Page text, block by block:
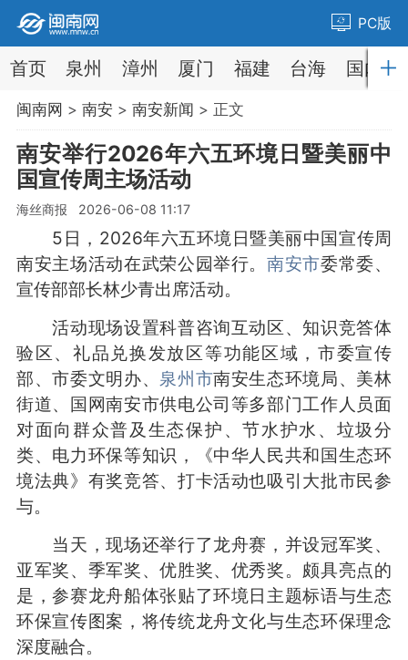
PC版
首页 泉州 漳州 厦门 福建 台海 国内
闽南网 > 南安 > 南安新闻 > 正文
南安举行2026年六五环境日暨美丽中
国宣传周主场活动
海丝商报 2026-06-08 11:17
5日，2026年六五环境日暨美丽中国宣传周
南安主场活动在武荣公园举行。南安市委常委、
宣传部部长林少青出席活动。
活动现场设置科普咨询互动区、知识竞答体
验区、礼品兑换发放区等功能区域，市委宣传
部、市委文明办、 泉州市南安生态环境局、美林
街道、国网南安市供电公司等多部门工作人员面
对面向群众普及生态保护、节水护水、垃圾分
类、电力环保等知识，《中华人民共和国生态环
境法典》有奖竞答、打卡活动也吸引大批市民参
与。
当天，现场还举行了龙舟赛，并设冠军奖、
亚军奖、季军奖、优胜奖、优秀奖。颇具亮点的
是，参赛龙舟船体张贴了环境日主题标语与生态
环保宣传图案，将传统龙舟文化与生态环保理念
深度融合。